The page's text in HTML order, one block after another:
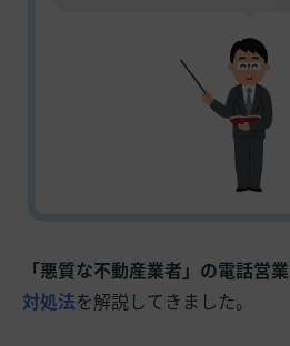
「悪質な不動産業者」の電話営業
対処法を解説してきました。